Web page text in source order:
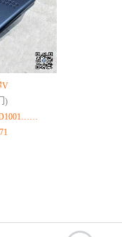
V
)